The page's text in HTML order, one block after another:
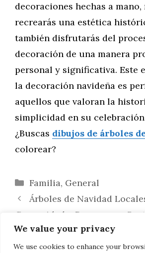
We value your privacy
We use cookies to enhance your
decoraciones hechas a mano,
recrearás una estética
también disfrutarás del
decoración de una manera
personal y significativa. Este
la decoración navideña es
aquellos que valoran la
simplicidad en su
¿Buscas dibujos de árboles
colorear?
Categorías
Familia, General
Árboles de Navidad
Comunidad y Decora con
Árboles de Navidad
Celebrando los Equipos